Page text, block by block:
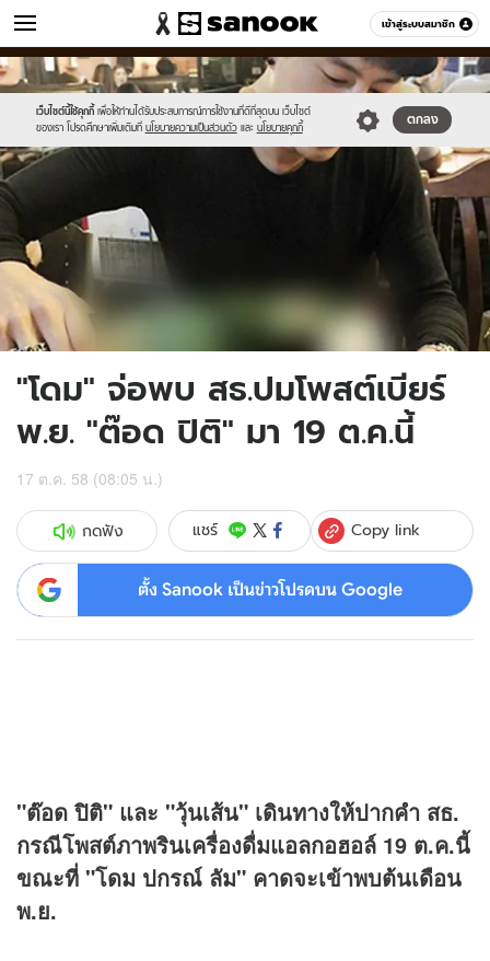
เข้าสู่ระบบสมาชิก
ข่าว หมวดอื่นๆ
เว็บไซต์นี้ใช้คุกกี้ เพื่อให้ท่านได้รับประสบการณ์การใช้งานที่ดีที่สุดบน เว็บไซต์
ของเรา โปรดศึกษาเพิ่มเติมที่ นโยบายความเป็นส่วนตัว และ นโยบายคุกกี้
ตกลง
Sanook
//s.isanook.com/sr/0/images/logo-
new-
sanook.png
600
60
//s.isanook.com/ns/0/ud/376/1883922/news06.jpg
"โดม" จ่อพบ สธ.ปมโพสต์เบียร์
พ.ย. "ต๊อด ปิติ" มา 19 ต.ค.นี้
17 ต.ค. 58 (08:05 น.)
กดฟัง แชร์ Copy link
ตั้ง Sanook เป็นข่าวโปรดบน Google
"ต๊อด ปิติ" และ "วุ้นเส้น" เดินทางให้ปากคำ สธ.
กรณีโพสต์ภาพรินเครื่องดื่มแอลกอฮอล์ 19 ต.ค.นี้
ขณะที่ "โดม ปกรณ์ ลัม" คาดจะเข้าพบต้นเดือน
พ.ย.